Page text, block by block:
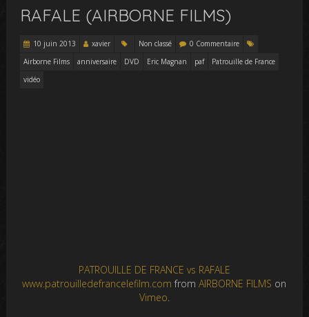
RAFALE (AIRBORNE FILMS)
10 juin 2013 xavier Non classé
0 Commentaire
Airborne Films
anniversaire DVD Eric Magnan paf
Patrouille de France
vidéo
PATROUILLE DE FRANCE vs RAFALE
www.patrouilledefrancelefilm.com fromAIRBORNE FILMS on
Vimeo